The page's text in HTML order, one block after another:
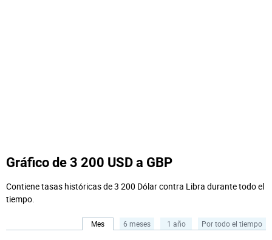
Gráfico de 3 200 USD a GBP
Contiene tasas históricas de 3 200 Dólar contra Libra durante todo el
tiempo.
Mes 6 meses 1 año Por todo el tiempo